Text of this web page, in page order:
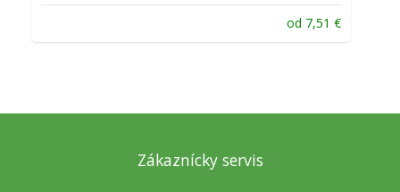
od 7,51 €
Zákaznícky servis